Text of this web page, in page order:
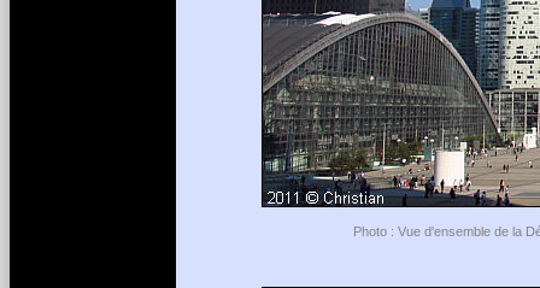
Photo : Vue d'ensemble de la